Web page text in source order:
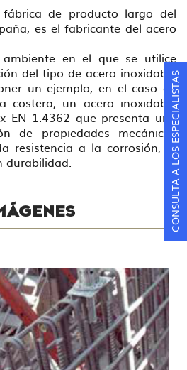
de producto largo del
es el fabricante del acero
en el que se utilice
del tipo de acero inoxidable
un ejemplo, en el caso de
costera, un acero inoxidable
EN 1.4362 que presenta una
de propiedades mecánicas
resistencia a la corrosión, lo
durabilidad.
CONSULTA A LOS ESPECIALISTAS